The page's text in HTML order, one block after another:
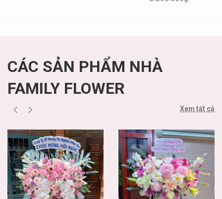
CÁC SẢN PHẨM NHÀ
FAMILY FLOWER
Xem tất cả